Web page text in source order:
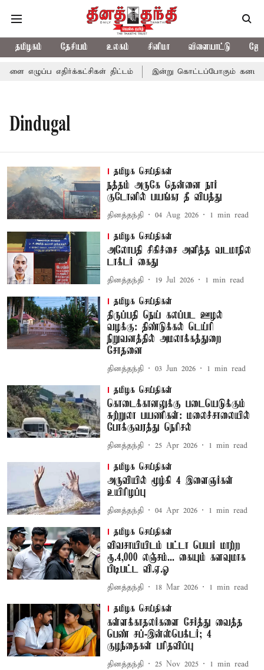
தமிழகம் தேசியம் உலகம் சினிமா விளையாட்டு
எழுப்ப எதிர்க்கட்சிகள் திட்டம் இன்று கொட்டப்போகும் கனமழை..
Dindugal
தமிழக செய்திகள்
நத்தம் அருகே தென்னை நார்
குடோனில் பயங்கர தீ விபத்து
தினத்தந்தி 04 Aug 2026 1 min read
தமிழக செய்திகள்
அலோபதி சிகிச்சை அளித்த வடமாநில
டாக்டர் கைது
தினத்தந்தி 19 Jul 2026 1 min read
தமிழக செய்திகள்
திருப்பதி நெய் கலப்பட ஊழல்
வழக்கு: திண்டுக்கல் டெய்ரி
நிறுவனத்தில் அமலாக்கத்துறை
சோதனை
தினத்தந்தி 03 Jun 2026 1 min read
தமிழக செய்திகள்
கொடைக்கானலுக்கு படையெடுக்கும்
சுற்றுலா பயணிகள்: மலைச்சாலையில்
போக்குவரத்து நெரிசல்
தினத்தந்தி 25 Apr 2026 1 min read
தமிழக செய்திகள்
அருவியில் மூழ்கி 4 இளைஞர்கள்
உயிரிழப்பு
தினத்தந்தி 04 Apr 2026 1 min read
தமிழக செய்திகள்
விவசாயியிடம் பட்டா பெயர் மாற்ற
ரூ.4,000 லஞ்சம்... கையும் களவுமாக
பிடிபட்ட வி.ஏ.ஓ
தினத்தந்தி 18 Mar 2026 1 min read
தமிழக செய்திகள்
கள்ளக்காதலர்களை சேர்த்து வைத்த
பெண் சப்-இன்ஸ்பெக்டர்; 4
குழந்தைகள் பரிதவிப்பு
தினத்தந்தி 25 Nov 2025 1 min read